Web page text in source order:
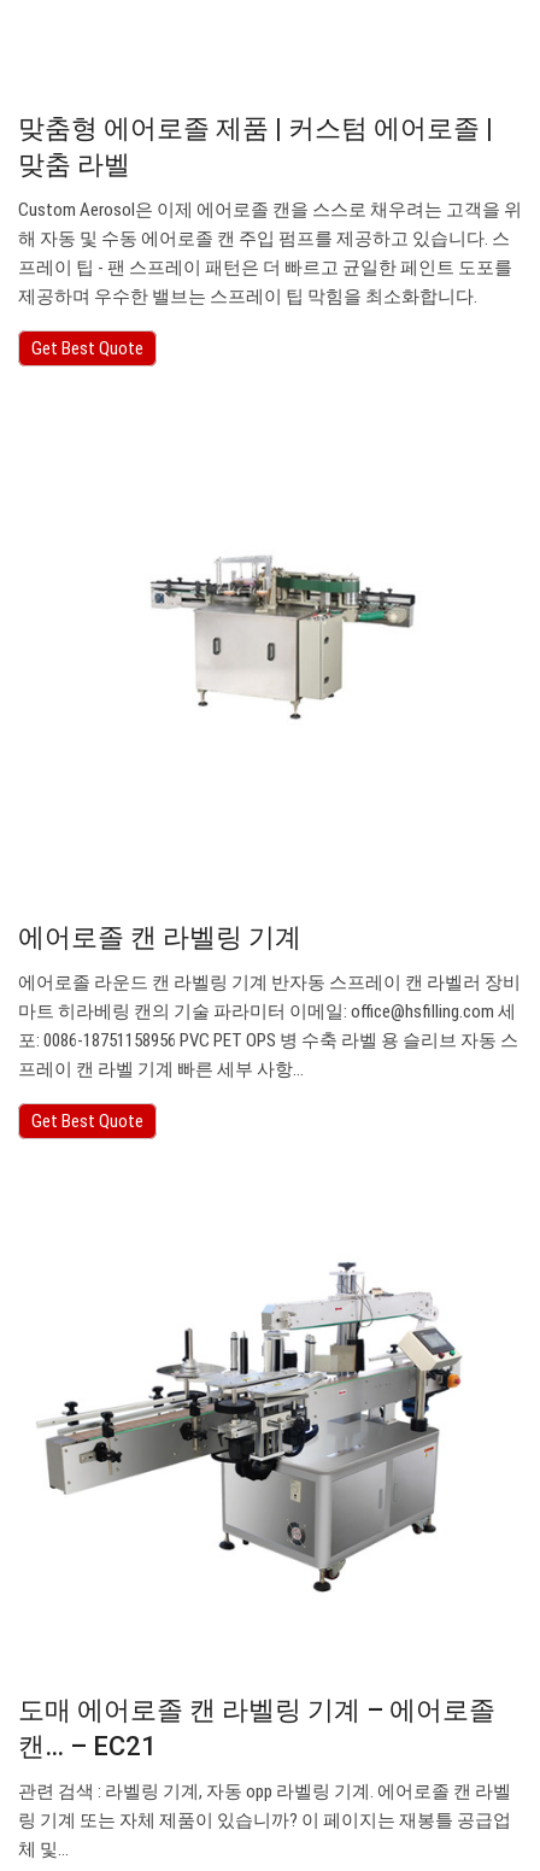
맞춤형 에어로졸 제품 | 커스텀 에어로졸 |
맞춤 라벨
Custom Aerosol은 이제 에어로졸 캔을 스스로 채우려는 고객을 위
해 자동 및 수동 에어로졸 캔 주입 펌프를 제공하고 있습니다. 스
프레이 팁 - 팬 스프레이 패턴은 더 빠르고 균일한 페인트 도포를
제공하며 우수한 밸브는 스프레이 팁 막힘을 최소화합니다.
Get Best Quote
에어로졸 캔 라벨링 기계
에어로졸 라운드 캔 라벨링 기계 반자동 스프레이 캔 라벨러 장비
마트 히라베링 캔의 기술 파라미터 이메일: office@hsfilling.com 세
포: 0086-18751158956 PVC PET OPS 병 수축 라벨 용 슬리브 자동 스
프레이 캔 라벨 기계 빠른 세부 사항…
Get Best Quote
도매 에어로졸 캔 라벨링 기계 – 에어로졸
캔… – EC21
관련 검색 : 라벨링 기계, 자동 opp 라벨링 기계. 에어로졸 캔 라벨
링 기계 또는 자체 제품이 있습니까? 이 페이지는 재봉틀 공급업
체 및...